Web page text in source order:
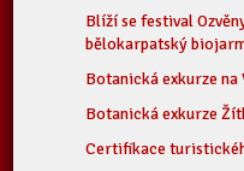
Blíží se festival
bělokarpatský
Botanická exkurze na
Botanická exkurze
Certifikace